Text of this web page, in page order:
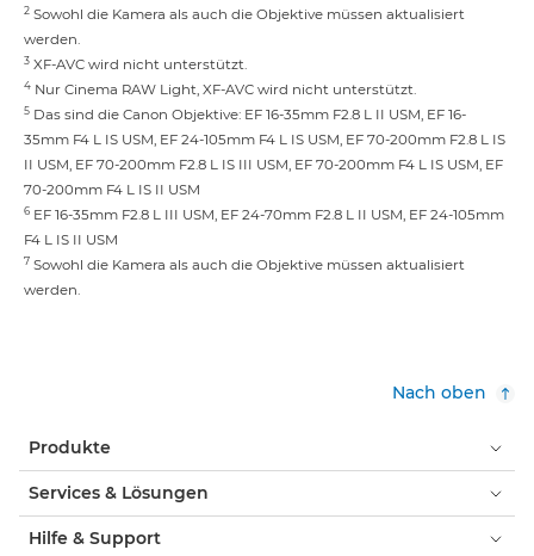
2 Sowohl die Kamera als auch die Objektive müssen aktualisiert
werden.
3 XF-AVC wird nicht unterstützt.
4 Nur Cinema RAW Light, XF-AVC wird nicht unterstützt.
5 Das sind die Canon Objektive: EF 16-35mm F2.8 L II USM, EF 16-
35mm F4 L IS USM, EF 24-105mm F4 L IS USM, EF 70-200mm F2.8 L IS
II USM, EF 70-200mm F2.8 L IS III USM, EF 70-200mm F4 L IS USM, EF
70-200mm F4 L IS II USM
6 EF 16-35mm F2.8 L III USM, EF 24-70mm F2.8 L II USM, EF 24-105mm
F4 L IS II USM
7 Sowohl die Kamera als auch die Objektive müssen aktualisiert
werden.
Nach oben
Produkte
Services & Lösungen
Hilfe & Support